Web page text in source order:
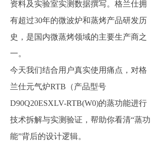
资料及实验室实测数据撰写。格兰仕拥
有超过30年的微波炉和蒸烤产品研发历
史，是国内微蒸烤领域的主要生产商之
一。
今天我们结合用户真实使用痛点，对格
兰仕元气炉RTB（产品型号
D90Q20ESXLV-RTB(W0)的蒸功能进行
技术拆解与实测验证，帮助你看清“蒸功
能”背后的设计逻辑。